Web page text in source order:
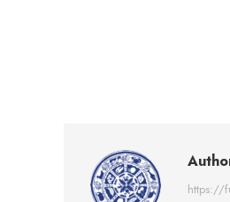
https://